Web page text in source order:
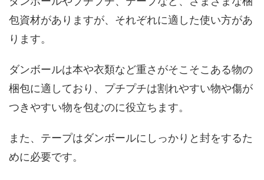
包資材がありますが、それぞれに適した使い方があ
ります。
ダンボールは本や衣類など重さがそこそこある物の
梱包に適しており、プチプチは割れやすい物や傷が
つきやすい物を包むのに役立ちます。
また、テープはダンボールにしっかりと封をするた
めに必要です。